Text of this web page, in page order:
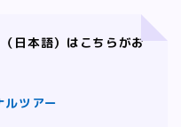
日本語）はこちらがお
ルツアー